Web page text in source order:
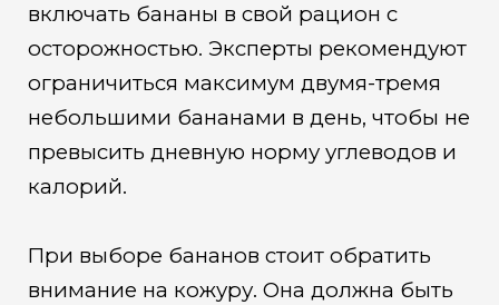
включать бананы в свой рацион с
осторожностью. Эксперты рекомендуют
ограничиться максимум двумя-тремя
небольшими бананами в день, чтобы не
превысить дневную норму углеводов и
калорий.
При выборе бананов стоит обратить
внимание на кожуру. Она должна быть